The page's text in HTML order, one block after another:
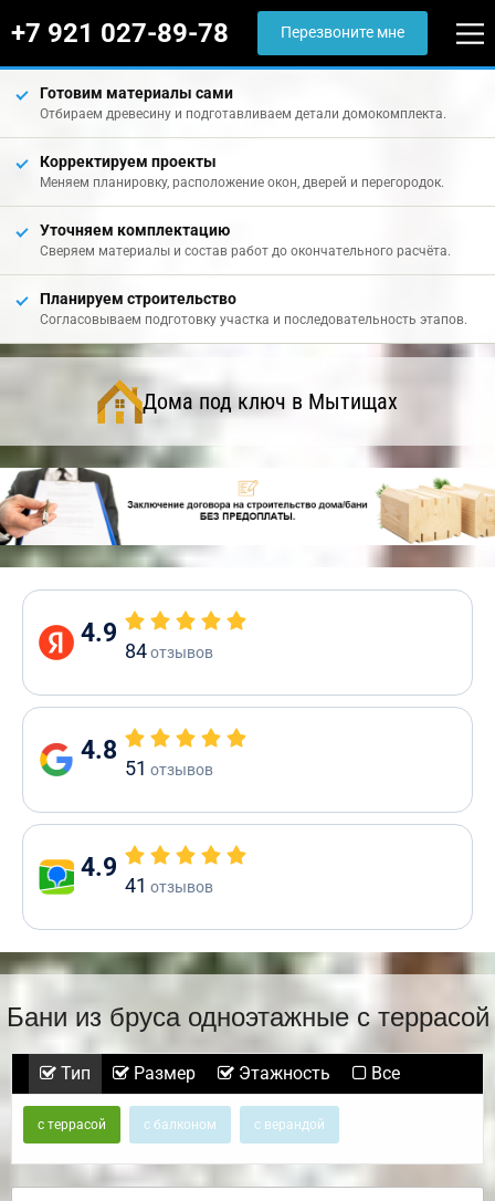
+7 921 027-89-78 Перезвоните мне
Готовим материалы сами
Отбираем древесину и подготавливаем детали домокомплекта.
Корректируем проекты
Меняем планировку, расположение окон, дверей и перегородок.
Уточняем комплектацию
Сверяем материалы и состав работ до окончательного расчёта.
Планируем строительство
Согласовываем подготовку участка и последовательность этапов.
Дома под ключ в Мытищах
4.9
84отзывов
4.8
51 отзывов
4.9
41 отзывов
Бани из бруса одноэтажные с террасой
Тип Размер Этажность Все
с террасой с балконом с верандой